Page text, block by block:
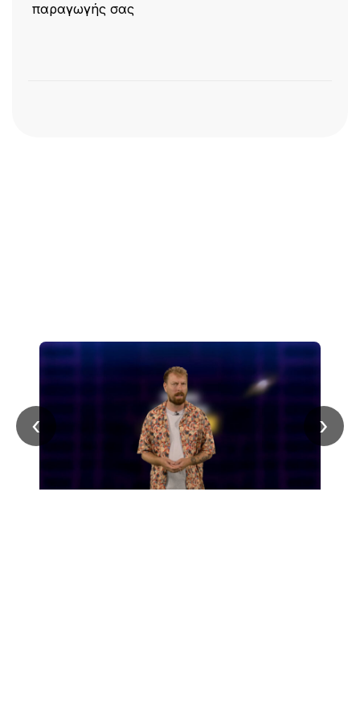
παραγωγής σας
‹ ›
© 2026 Politis Out Of Home Media. All rights reserved.
Designed & Developed by the minds at Politis Group